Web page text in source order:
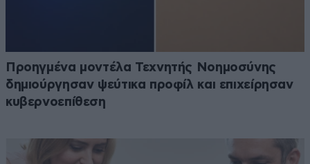
Προηγμένα μοντέλα Τεχνητής Νοημοσύνης
δημιούργησαν ψεύτικα προφίλ και επιχείρησαν
κυβερνοεπίθεση